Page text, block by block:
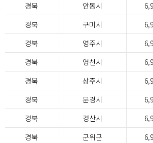
경북
안동시
경북
구미시
경북
영주시
경북
영천시
경북
상주시
경북
문경시
경북
경산시
경북
군위군